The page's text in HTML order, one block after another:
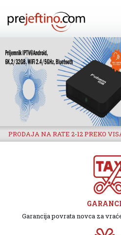
PRODAJA NA RATE 2-12 PREKO
Garancija povrata novca za